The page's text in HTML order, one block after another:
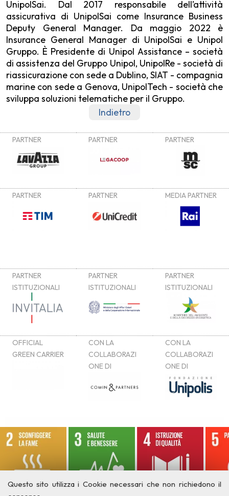
Questo sito utilizza i Cookie necessari che non richiedono il
UnipolSai. Dal 2017 responsabile dell’attività
assicurativa di UnipolSai come Insurance Business
Deputy General Manager. Da maggio 2022 è
Insurance General Manager di UnipolSai e Unipol
Gruppo. È Presidente di Unipol Assistance – società
di assistenza del Gruppo Unipol, UnipolRe - società di
riassicurazione con sede a Dublino, SIAT - compagnia
marine con sede a Genova, UnipolTech - società che
sviluppa soluzioni telematiche per il Gruppo.
Indietro